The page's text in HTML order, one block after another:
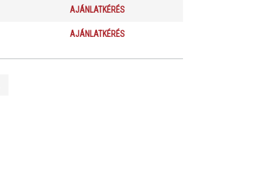
AJÁNLATKÉRÉS
AJÁNLATKÉRÉS